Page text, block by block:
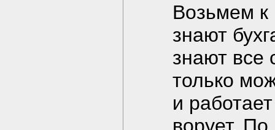
Возьмем к
знают
знают все
только
и